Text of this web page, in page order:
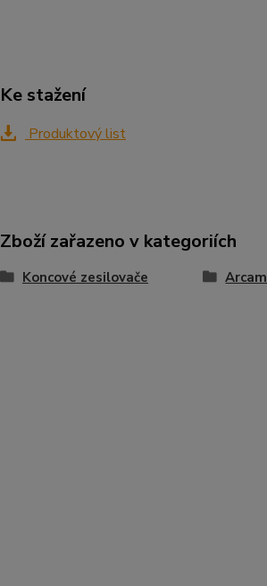
Ke stažení
Produktový list
Zboží zařazeno v kategoriích
Koncové zesilovače Arcam